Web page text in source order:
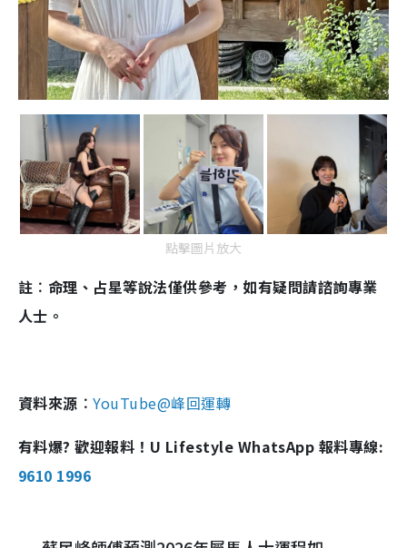
點擊圖片放大
註︰命理、占星等說法僅供參考，如有疑問請諮詢專業
人士。
資料來源︰YouTube@峰回運轉
有料爆? 歡迎報料！U Lifestyle WhatsApp 報料專線:
9610 1996